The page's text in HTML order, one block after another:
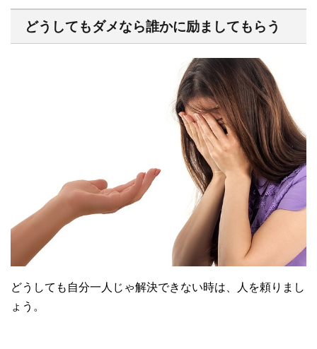
どうしてもダメなら誰かに励ましてもらう
どうしても自分一人じゃ解決できない時は、人を頼りまし
ょう。